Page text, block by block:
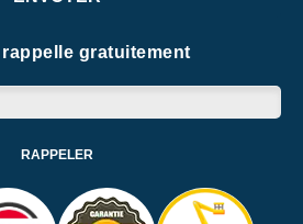
gratuitement